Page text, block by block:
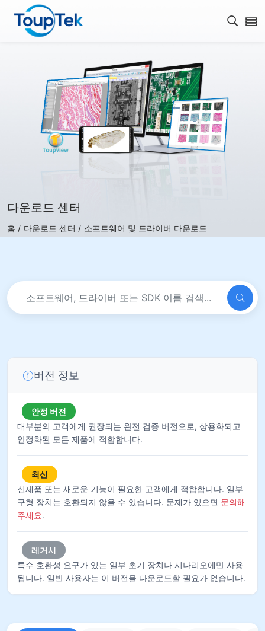
검색
다운로드 센터
홈 / 다운로드 센터 / 소프트웨어 및 드라이버 다운로드
버전 정보
안정 버전
대부분의 고객에게 권장되는 완전 검증 버전으로, 상용화되고
안정화된 모든 제품에 적합합니다.
최신
신제품 또는 새로운 기능이 필요한 고객에게 적합합니다. 일부
구형 장치는 호환되지 않을 수 있습니다. 문제가 있으면 문의해
주세요.
레거시
특수 호환성 요구가 있는 일부 초기 장치나 시나리오에만 사용
됩니다. 일반 사용자는 이 버전을 다운로드할 필요가 없습니다.